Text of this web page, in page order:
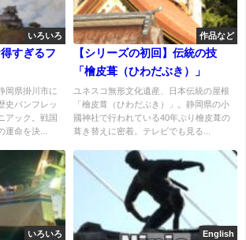
いろいろ
すぎるフ
岡県掛川市に
史パンフレッ
アック。戦国
命を決...
作品など
【シリーズの初回】伝統の技
「檜皮葺（ひわだぶき）」
ユネスコ無形文化遺産、日本伝統の屋根
「檜皮葺（ひわだぶき）」。静岡県の小
國神社で行われている40年ぶり檜皮葺の
葺き替えに密着。テレビでも見る...
いろいろ English